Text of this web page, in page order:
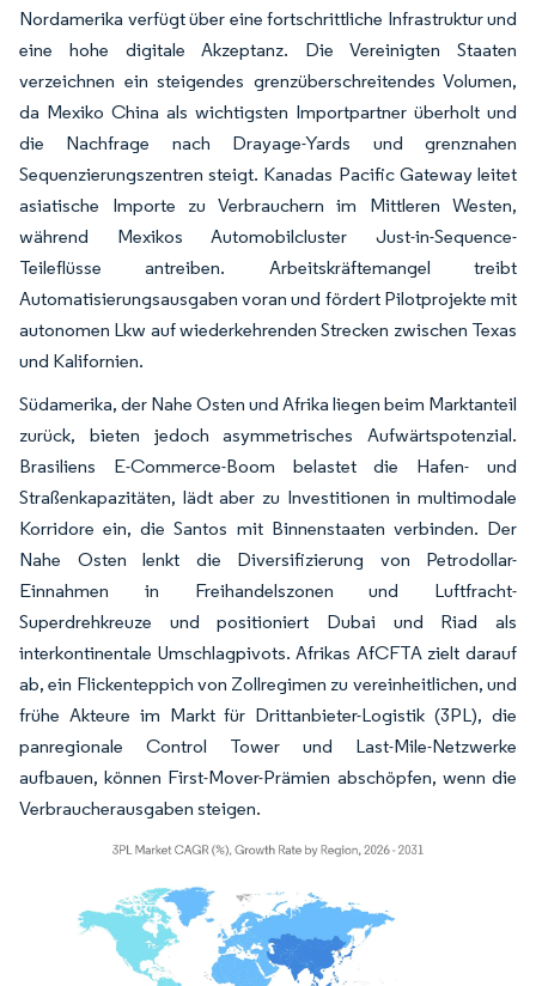
Nordamerika verfügt über eine fortschrittliche Infrastruktur und
eine hohe digitale Akzeptanz. Die Vereinigten Staaten
verzeichnen ein steigendes grenzüberschreitendes Volumen,
da Mexiko China als wichtigsten Importpartner überholt und
die Nachfrage nach Drayage-Yards und grenznahen
Sequenzierungszentren steigt. Kanadas Pacific Gateway leitet
asiatische Importe zu Verbrauchern im Mittleren Westen,
während Mexikos Automobilcluster Just-in-Sequence-
Teileflüsse antreiben. Arbeitskräftemangel treibt
Automatisierungsausgaben voran und fördert Pilotprojekte mit
autonomen Lkw auf wiederkehrenden Strecken zwischen Texas
und Kalifornien.
Südamerika, der Nahe Osten und Afrika liegen beim Marktanteil
zurück, bieten jedoch asymmetrisches Aufwärtspotenzial.
Brasiliens E-Commerce-Boom belastet die Hafen- und
Straßenkapazitäten, lädt aber zu Investitionen in multimodale
Korridore ein, die Santos mit Binnenstaaten verbinden. Der
Nahe Osten lenkt die Diversifizierung von Petrodollar-
Einnahmen in Freihandelszonen und Luftfracht-
Superdrehkreuze und positioniert Dubai und Riad als
interkontinentale Umschlagpivots. Afrikas AfCFTA zielt darauf
ab, ein Flickenteppich von Zollregimen zu vereinheitlichen, und
frühe Akteure im Markt für Drittanbieter-Logistik (3PL), die
panregionale Control Tower und Last-Mile-Netzwerke
aufbauen, können First-Mover-Prämien abschöpfen, wenn die
Verbraucherausgaben steigen.